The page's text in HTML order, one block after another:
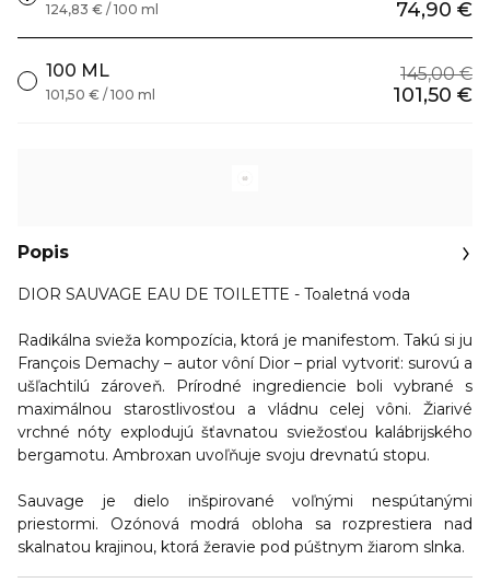
74,90 €
124,83 € / 100 ml
100 ML 145,00 €
101,50 €
101,50 € / 100 ml
Popis
DIOR SAUVAGE EAU DE TOILETTE - Toaletná voda
Radikálna svieža kompozícia, ktorá je manifestom. Takú si ju
François Demachy – autor vôní Dior – prial vytvoriť: surovú a
ušľachtilú zároveň.
Prírodné ingrediencie boli vybrané s
maximálnou starostlivosťou a vládnu celej vôni. Žiarivé
vrchné nóty explodujú šťavnatou sviežosťou kalábrijského
bergamotu. Ambroxan uvoľňuje svoju drevnatú stopu.
Sauvage je dielo inšpirované voľnými nespútanými
priestormi. Ozónová modrá obloha sa rozprestiera nad
skalnatou krajinou, ktorá žeravie pod púštnym žiarom slnka.